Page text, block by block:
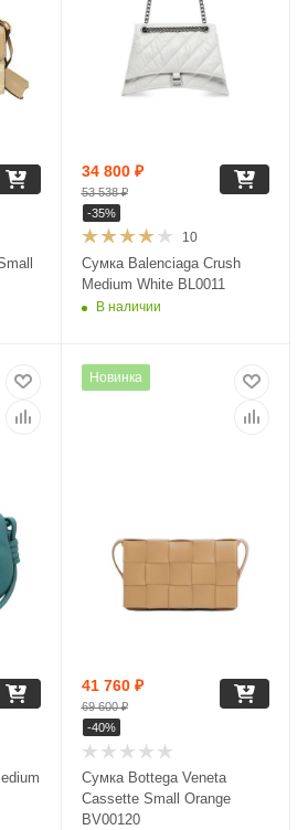
10
Сумка Balenciaga Crush
Medium White BL0011
В наличии
34 800₽
53 538₽
-35%
Новинка
Сумка Bottega Veneta
Cassette Small Orange
BV00120
41 760₽
69 600₽
-40%